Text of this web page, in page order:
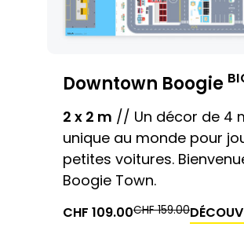
Downtown Boogie
2 x 2 m // Un décor de 4
unique au monde pour
petites voitures.
Boogie Town.
LE
CHF 109.00LE
CHF159.00LE
PRIX
LE
PRIX